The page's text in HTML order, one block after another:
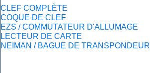
CLEF COMPLÈTE
COQUE DE CLEF
EZS / COMMUTATEUR D'ALLUMAGE
LECTEUR DE CARTE
NEIMAN / BAGUE DE TRANSPONDEUR